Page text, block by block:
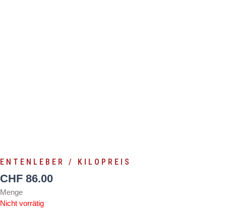
ENTENLEBER / KILOPREIS
CHF 86.00
Menge
Nicht vorrätig